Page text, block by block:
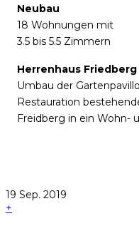
Neubau
18 Wohnungen mit
3.5 bis 5.5 Zimmern
Herrenhaus Friedberg
Umbau der
Restauration
Freidberg in ein Wohn-
19 Sep. 2019
+